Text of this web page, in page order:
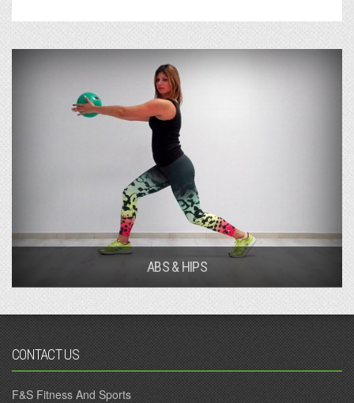
ABS & HIPS
CONTACT US
F&S Fitness And Sports